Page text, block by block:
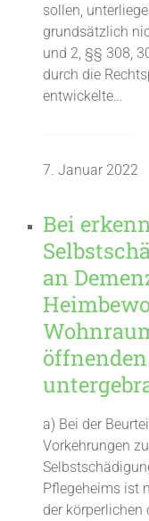
sollen,
grundsätzlich
und 2, §§ 308,
durch die
entwickelte…
7. Januar 2022
Bei
an
a) Bei der
Vorkehrungen
Pflegeheims ist
der körperlichen